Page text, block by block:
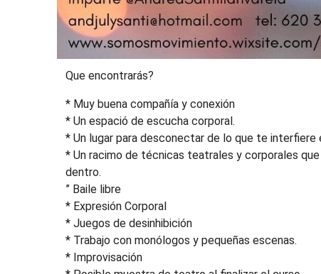
Que encontrarás?
* Muy buena compañía y conexión
* Un espació de escucha corporal.
* Un lugar para desconectar de lo que te
* Un racimo de técnicas teatrales y corporales
dentro.
” Baile libre
* Expresión Corporal
* Juegos de desinhibición
* Trabajo con monólogos y pequeñas escenas.
* Improvisación